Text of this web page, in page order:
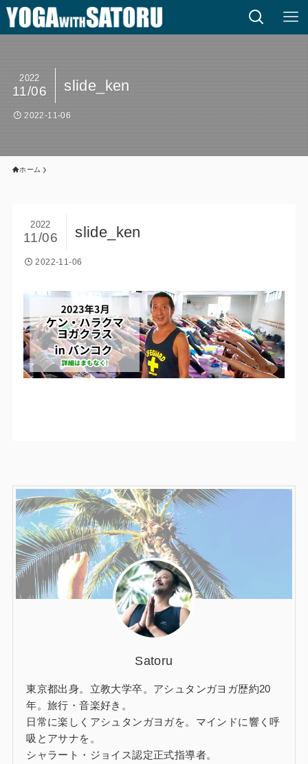
slide_ken
2022
11/06
2022-11-06
ホーム
slide_ken
2022
11/06
2022-11-06
Satoru
東京都出身。立教大学卒。アシュタンガヨガ歴約20
年。旅行・音楽好き。
日常に楽しくアシュタンガヨガを。マインドに響く呼
吸とアサナを。
シャラート・ジョイス認定正式指導者。